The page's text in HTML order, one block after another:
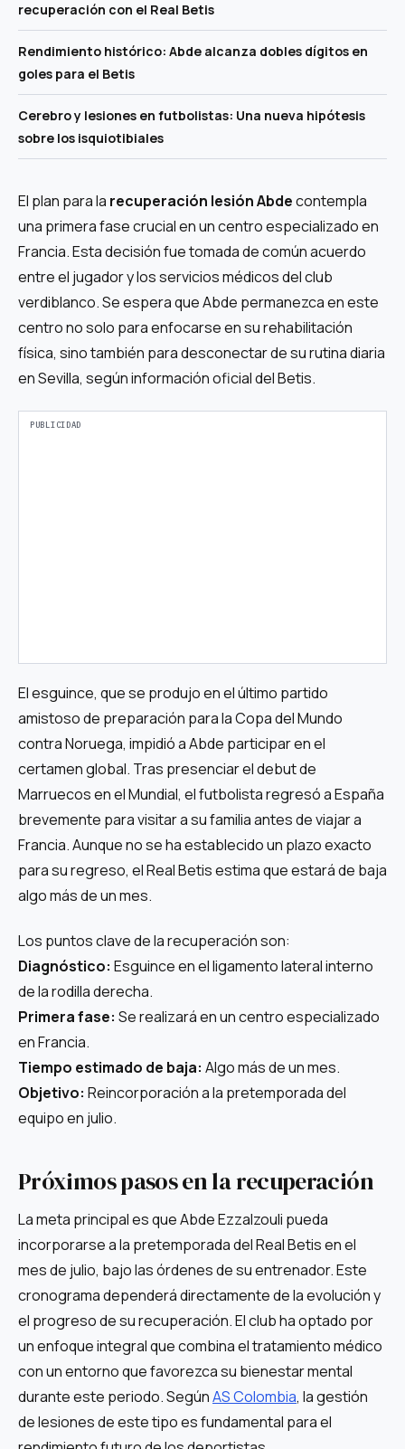
recuperación con el Real Betis
Rendimiento histórico: Abde alcanza dobles dígitos en
goles para el Betis
Cerebro y lesiones en futbolistas: Una nueva hipótesis
sobre los isquiotibiales
El plan para la recuperación lesión Abdecontempla
una primera fase crucial en un centro especializado en
Francia. Esta decisión fue tomada de común acuerdo
entre el jugador y los servicios médicos del club
verdiblanco. Se espera que Abde permanezca en este
centro no solo para enfocarse en su rehabilitación
física, sino también para desconectar de su rutina diaria
en Sevilla, según información oficial del Betis.
El esguince, que se produjo en el último partido
amistoso de preparación para la Copa del Mundo
contra Noruega, impidió a Abde participar en el
certamen global. Tras presenciar el debut de
Marruecos en el Mundial, el futbolista regresó a España
brevemente para visitar a su familia antes de viajar a
Francia. Aunque no se ha establecido un plazo exacto
para su regreso, el Real Betis estima que estará de baja
algo más de un mes.
Los puntos clave de la recuperación son:
Diagnóstico: Esguince en el ligamento lateral interno
de la rodilla derecha.
Primera fase: Se realizará en un centro especializado
en Francia.
Tiempo estimado de baja: Algo más de un mes.
Objetivo: Reincorporación a la pretemporada del
equipo en julio.
Próximos pasos en la recuperación
La meta principal es que Abde Ezzalzouli pueda
incorporarse a la pretemporada del Real Betis en el
mes de julio, bajo las órdenes de su entrenador. Este
cronograma dependerá directamente de la evolución y
el progreso de su recuperación. El club ha optado por
un enfoque integral que combina el tratamiento médico
con un entorno que favorezca su bienestar mental
durante este periodo. SegúnAS Colombia, la gestión
de lesiones de este tipo es fundamental para el